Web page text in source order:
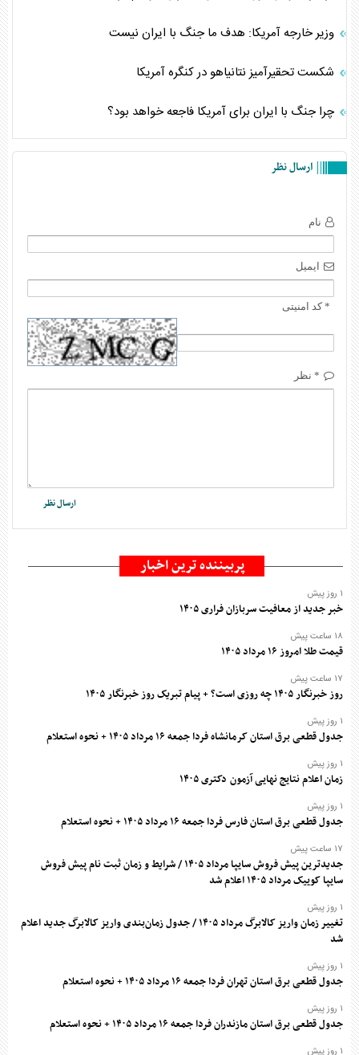
وزیر خارجه آمریکا: هدف ما جنگ با ایران نیست
شکست تحقیرآمیز نتانیاهو در کنگره آمریکا
چرا جنگ با ایران برای آمریکا فاجعه خواهد بود؟
ارسال نظر
نام
ایمیل
* کد امنیتی
* نظر
پربیننده ترین اخبار
۱ روز پیش
خبر جدید از معافیت سربازان فراری ۱۴۰۵
۱۸ ساعت پیش
قیمت طلا امروز ۱۶ مرداد ۱۴۰۵
۱۷ ساعت پیش
روز خبرنگار ۱۴۰۵ چه روزی است؟ + پیام تبریک روز خبرنگار ۱۴۰۵
۱ روز پیش
جدول قطعی برق استان کرمانشاه فردا جمعه ۱۶ مرداد ۱۴۰۵ + نحوه استعلام
۱ روز پیش
زمان اعلام نتایج نهایی آزمون دکتری ۱۴۰۵
۱ روز پیش
جدول قطعی برق استان فارس فردا جمعه ۱۶ مرداد ۱۴۰۵ + نحوه استعلام
۱۷ ساعت پیش
جدیدترین پیش فروش سایپا مرداد ۱۴۰۵ / شرایط و زمان ثبت نام پیش فروش
سایپا کوییک مرداد ۱۴۰۵ اعلام شد
۱ روز پیش
تغییر زمان واریز کالابرگ مرداد ۱۴۰۵ / جدول زمان‌بندی واریز کالابرگ جدید اعلام
شد
۱ روز پیش
جدول قطعی برق استان تهران فردا جمعه ۱۶ مرداد ۱۴۰۵ + نحوه استعلام
۱ روز پیش
جدول قطعی برق استان مازندران فردا جمعه ۱۶ مرداد ۱۴۰۵ + نحوه استعلام
۱ روز پیش